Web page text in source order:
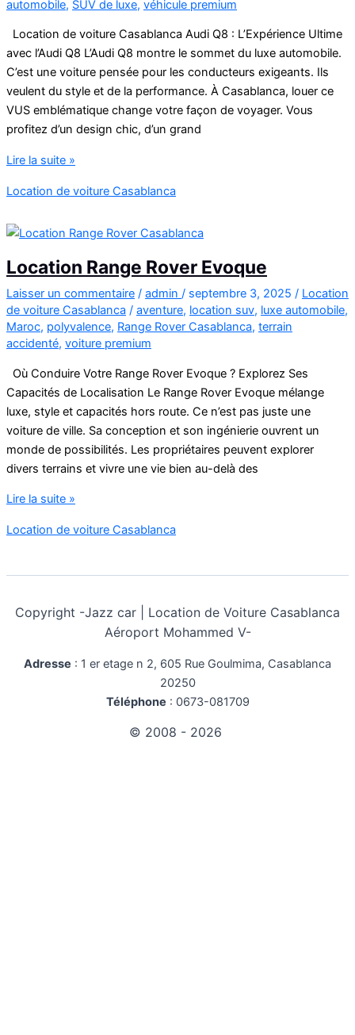
automobile, SUV de luxe, véhicule premium
Location de voiture Casablanca Audi Q8 : L’Expérience Ultime
avec l’Audi Q8 L’Audi Q8 montre le sommet du luxe automobile.
C’est une voiture pensée pour les conducteurs exigeants. Ils
veulent du style et de la performance. À Casablanca, louer ce
VUS emblématique change votre façon de voyager. Vous
profitez d’un design chic, d’un grand
Location
voiture
Audi
Lire la suite »
Location de voiture Casablanca
Location Range Rover Evoque
Laisser un commentaire / admin / septembre 3, 2025 / Location
de voiture Casablanca / aventure, location suv, luxe automobile,
Maroc, polyvalence, Range Rover Casablanca, terrain
accidenté, voiture premium
Où Conduire Votre Range Rover Evoque ? Explorez Ses
Capacités de Localisation Le Range Rover Evoque mélange
luxe, style et capacités hors route. Ce n’est pas juste une
voiture de ville. Sa conception et son ingénierie ouvrent un
monde de possibilités. Les propriétaires peuvent explorer
divers terrains et vivre une vie bien au-delà des
Location
Rover
Lire la suite »
Location de voiture Casablanca
Copyright -Jazz car | Location de Voiture Casablanca
Aéroport Mohammed V-
Adresse : 1 er etage n 2, 605 Rue Goulmima, Casablanca
20250
Téléphone : 0673-081709
© 2008 - 2026